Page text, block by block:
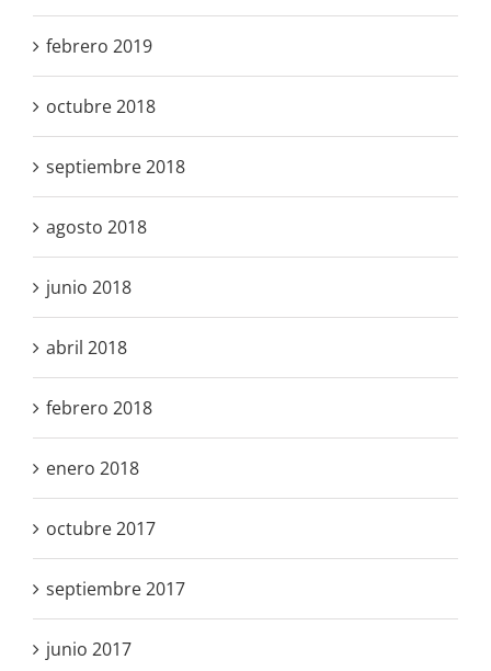
febrero 2019
octubre 2018
septiembre 2018
agosto 2018
junio 2018
abril 2018
febrero 2018
enero 2018
octubre 2017
septiembre 2017
junio 2017